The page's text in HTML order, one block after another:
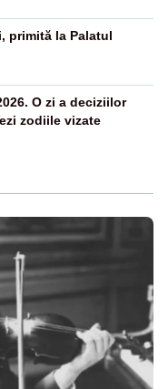
primită la Palatul
O zi a deciziilor
zodiile vizate